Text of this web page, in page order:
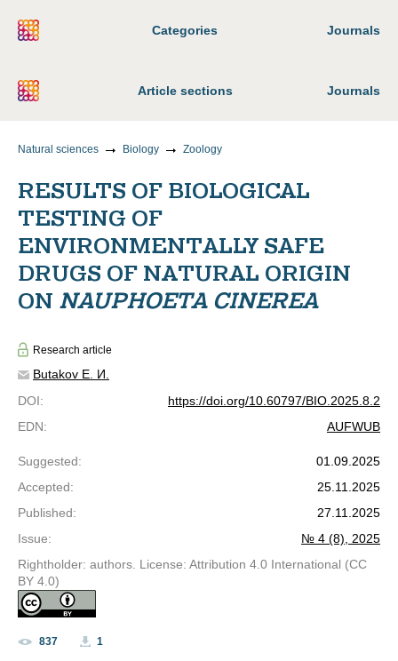
Categories Journals
Article sections Journals
Natural sciences Biology Zoology
RESULTS OF BIOLOGICAL
TESTING OF
ENVIRONMENTALLY SAFE
DRUGS OF NATURAL ORIGIN
ON NAUPHOETA CINEREA
Research article
Butakov Е. И.
DOI:
https://doi.org/10.60797/BIO.2025.8.2
EDN: AUFWUB
Suggested:
01.09.2025
Accepted:
25.11.2025
Published:
27.11.2025
Issue:
№ 4 (8), 2025
Rightholder: authors. License: Attribution 4.0 International (CC
BY 4.0)
837 1